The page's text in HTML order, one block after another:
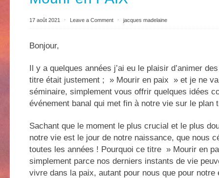
17 août 2021 ⋅ Leave a Comment ⋅ jacques madelaine
Bonjour,
Il y a quelques années j’ai eu le plaisir d’animer
titre était justement ; » Mourir en paix » et je ne
séminaire, simplement vous offrir quelques idées
événement banal qui met fin à notre vie sur le plan
Sachant que le moment le plus crucial et le plus
notre vie est le jour de notre naissance, que nous
toutes les années ! Pourquoi ce titre » Mourir en
simplement parce nos derniers instants de vie
vivre dans la paix, autant pour nous que pour notre